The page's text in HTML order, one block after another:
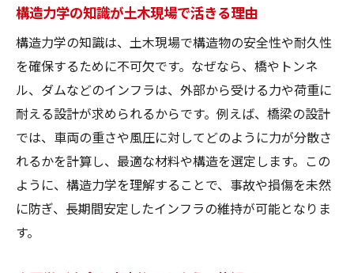
構造力学の知識が土木現場で活きる理由
構造力学の知識は、土木現場で構造物の安全性や耐久性
を確保するために不可欠です。なぜなら、橋やトンネ
ル、ダムなどのインフラは、外部から受ける力や荷重に
耐える設計が求められるからです。例えば、橋梁の設計
では、車両の重さや風圧に対してどのように力が分散さ
れるかを計算し、最適な材料や構造を選定します。この
ように、構造力学を理解することで、事故や損傷を未然
に防ぎ、長期間安定したインフラの維持が可能となりま
す。